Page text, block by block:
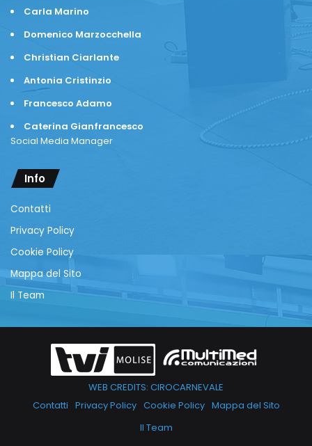
Carla Marino
Domenico Marzocchella
Christian Ciarlante
Antonia Cristinzio
Francesco Adamo
Caterina Gianfrancesco
Social Media Manager
Info
Contatti
Privacy Policy
Cookie Policy
Mappa del Sito
Il Team
WEB CREDITS: CIROCARNEVALE
Contatti Privacy Policy Cookie Policy Mappa del Sito
Il Team